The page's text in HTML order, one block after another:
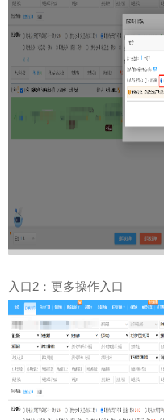
入口2 ：更多操作入口